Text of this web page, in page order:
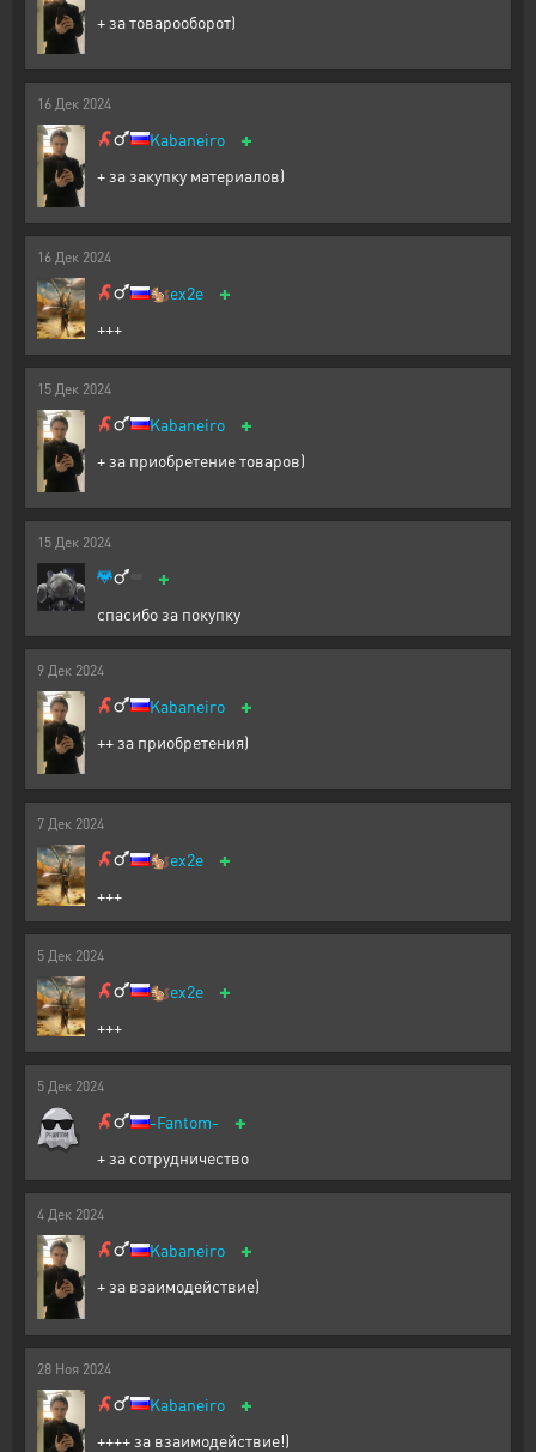
+ за товарооборот)
16 Дек 2024
Kabaneiro +
+ за закупку материалов)
16 Дек 2024
🐿️ex2e +
+++
15 Дек 2024
Kabaneiro +
+ за приобретение товаров)
15 Дек 2024
+
спасибо за покупку
9 Дек 2024
Kabaneiro +
++ за приобретения)
7 Дек 2024
🐿️ex2e +
+++
5 Дек 2024
🐿️ex2e +
+++
5 Дек 2024
-Fantom- +
+ за сотрудничество
4 Дек 2024
Kabaneiro +
+ за взаимодействие)
28 Ноя 2024
Kabaneiro +
++++ за взаимодействие!)